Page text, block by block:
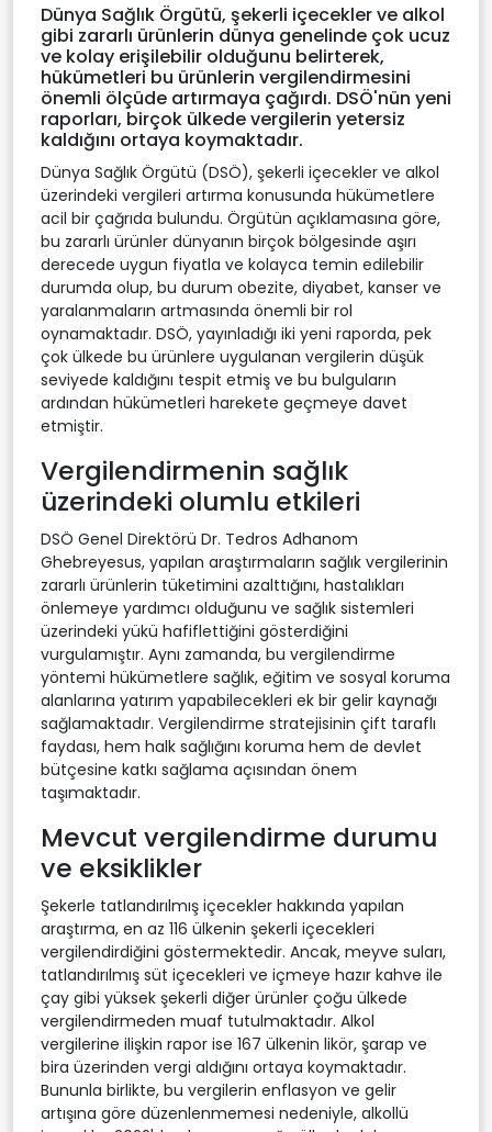
Dünya Sağlık Örgütü, şekerli içecekler ve alkol
gibi zararlı ürünlerin dünya genelinde çok ucuz
ve kolay erişilebilir olduğunu belirterek,
hükümetleri bu ürünlerin vergilendirmesini
önemli ölçüde artırmaya çağırdı. DSÖ'nün yeni
raporları, birçok ülkede vergilerin yetersiz
kaldığını ortaya koymaktadır.
Dünya Sağlık Örgütü (DSÖ), şekerli içecekler ve alkol
üzerindeki vergileri artırma konusunda hükümetlere
acil bir çağrıda bulundu. Örgütün açıklamasına göre,
bu zararlı ürünler dünyanın birçok bölgesinde aşırı
derecede uygun fiyatla ve kolayca temin edilebilir
durumda olup, bu durum obezite, diyabet, kanser ve
yaralanmaların artmasında önemli bir rol
oynamaktadır. DSÖ, yayınladığı iki yeni raporda, pek
çok ülkede bu ürünlere uygulanan vergilerin düşük
seviyede kaldığını tespit etmiş ve bu bulguların
ardından hükümetleri harekete geçmeye davet
etmiştir.
Vergilendirmenin sağlık
üzerindeki olumlu etkileri
DSÖ Genel Direktörü Dr. Tedros Adhanom
Ghebreyesus, yapılan araştırmaların sağlık vergilerinin
zararlı ürünlerin tüketimini azalttığını, hastalıkları
önlemeye yardımcı olduğunu ve sağlık sistemleri
üzerindeki yükü hafiflettiğini gösterdiğini
vurgulamıştır. Aynı zamanda, bu vergilendirme
yöntemi hükümetlere sağlık, eğitim ve sosyal koruma
alanlarına yatırım yapabilecekleri ek bir gelir kaynağı
sağlamaktadır. Vergilendirme stratejisinin çift taraflı
faydası, hem halk sağlığını koruma hem de devlet
bütçesine katkı sağlama açısından önem
taşımaktadır.
Mevcut vergilendirme durumu
ve eksiklikler
Şekerle tatlandırılmış içecekler hakkında yapılan
araştırma, en az 116 ülkenin şekerli içecekleri
vergilendirdiğini göstermektedir. Ancak, meyve suları,
tatlandırılmış süt içecekleri ve içmeye hazır kahve ile
çay gibi yüksek şekerli diğer ürünler çoğu ülkede
vergilendirmeden muaf tutulmaktadır. Alkol
vergilerine ilişkin rapor ise 167 ülkenin likör, şarap ve
bira üzerinden vergi aldığını ortaya koymaktadır.
Bununla birlikte, bu vergilerin enflasyon ve gelir
artışına göre düzenlenmemesi nedeniyle, alkollü